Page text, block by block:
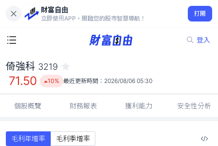
財富自由
立即使用APP，開啟您的股市智慧導航！
打開
登入
71.50
10%
倚強科 3219
71.50 10% 最近更新時間： 2026/08/06 05:30
個股概覽 財務報表 獲利能力 安全性分析
毛利年增率 毛利季增率